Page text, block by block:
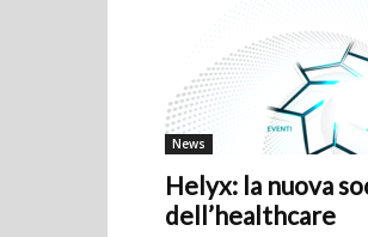
News
Helyx: la nuova
dell’healthcare